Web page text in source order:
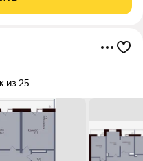
города. Вся
из 25